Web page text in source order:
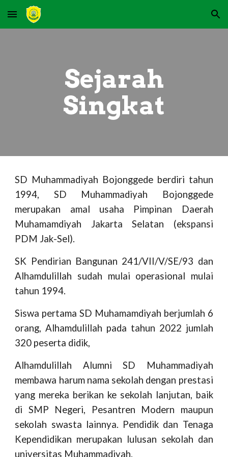
Skip to main content Skip to navigation
Sejarah
Singkat
SD Muhammadiyah Bojonggede berdiri tahun
1994, SD Muhammadiyah Bojonggede
merupakan amal usaha Pimpinan Daerah
Muhamamdiyah Jakarta Selatan (ekspansi
PDM Jak-Sel).
SK Pendirian Bangunan 241/VII/V/SE/93 dan
Alhamdulillah sudah mulai operasional mulai
tahun 1994.
Siswa pertama SD Muhamamdiyah berjumlah 6
orang, Alhamdulillah pada tahun 2022 jumlah
320 peserta didik,
Alhamdulillah Alumni SD Muhammadiyah
membawa harum nama sekolah dengan prestasi
yang mereka berikan ke sekolah lanjutan, baik
di SMP Negeri, Pesantren Modern maupun
sekolah swasta lainnya. Pendidik dan Tenaga
Kependidikan merupakan lulusan sekolah dan
universitas Muhammadiyah.